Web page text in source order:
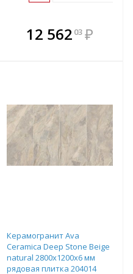
В комплекте
всегда выгоднее!
12 562 03 ₽
Керамогранит Ava
Ceramica Deep Stone Beige
natural 2800х1200х6 мм
рядовая плитка 204014